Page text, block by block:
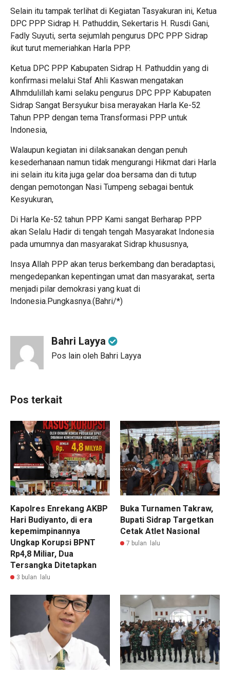
Selain itu tampak terlihat di Kegiatan Tasyakuran ini, Ketua
DPC PPP Sidrap H. Pathuddin, Sekertaris H. Rusdi Gani,
Fadly Suyuti, serta sejumlah pengurus DPC PPP Sidrap
ikut turut memeriahkan Harla PPP.
Ketua DPC PPP Kabupaten Sidrap H. Pathuddin yang di
konfirmasi melalui Staf Ahli Kaswan mengatakan
Alhmdulillah kami selaku pengurus DPC PPP Kabupaten
Sidrap Sangat Bersyukur bisa merayakan Harla Ke-52
Tahun PPP dengan tema Transformasi PPP untuk
Indonesia,
Walaupun kegiatan ini dilaksanakan dengan penuh
kesederhanaan namun tidak mengurangi Hikmat dari Harla
ini selain itu kita juga gelar doa bersama dan di tutup
dengan pemotongan Nasi Tumpeng sebagai bentuk
Kesyukuran,
Di Harla Ke-52 tahun PPP Kami sangat Berharap PPP
akan Selalu Hadir di tengah tengah Masyarakat Indonesia
pada umumnya dan masyarakat Sidrap khususnya,
Insya Allah PPP akan terus berkembang dan beradaptasi,
mengedepankan kepentingan umat dan masyarakat, serta
menjadi pilar demokrasi yang kuat di
Indonesia.Pungkasnya.(Bahri/*)
Bahri Layya
Pos lain oleh Bahri Layya
Pos terkait
Kapolres Enrekang AKBP
Hari Budiyanto, di era
kepemimpinannya
Ungkap Korupsi BPNT
Rp4,8 Miliar, Dua
Tersangka Ditetapkan
3 bulan lalu
Buka Turnamen Takraw,
Bupati Sidrap Targetkan
Cetak Atlet Nasional
7 bulan lalu